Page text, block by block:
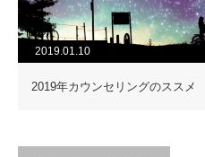
2019.01.10
2019年カウンセリングのススメ